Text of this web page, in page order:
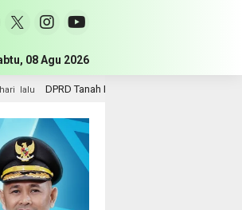
Pemerintah Kabupaten Tanah
08 Agu 2026
Perjuangkan Sarpras dan Kebutuhan Guru